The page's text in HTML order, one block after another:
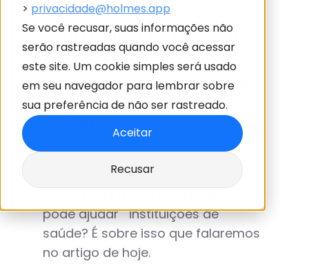
> privacidade@holmes.app
Se você recusar, suas informações não
serão rastreadas quando você acessar
este site. Um cookie simples será usado
em seu navegador para lembrar sobre
sua preferência de não ser rastreado.
Aceitar
Recusar
Sistema de gestão
hospitalar: conheça
as melhores opções
em 22/11/2022
Você já pensou em como um
pode ajudar instituições de
saúde? É sobre isso que falaremos
no artigo de hoje.